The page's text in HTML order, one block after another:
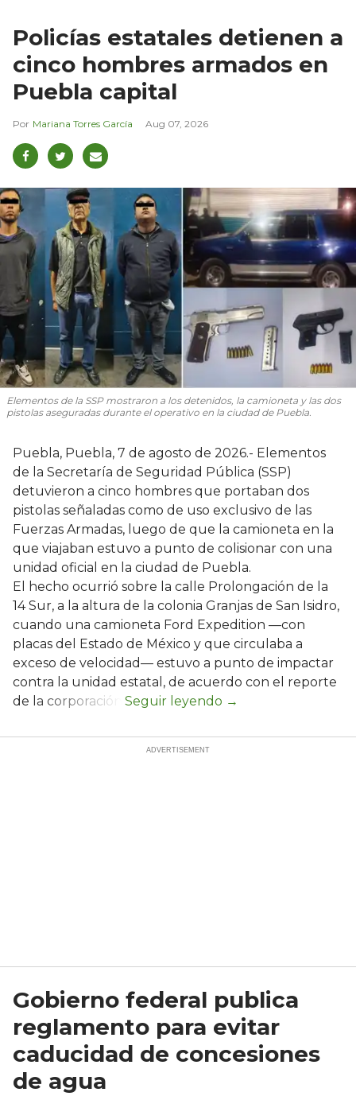
Policías estatales detienen a
cinco hombres armados en
Puebla capital
Mariana Torres García Aug 07, 2026
Elementos de la SSP mostraron a los detenidos, la camioneta y las dos
pistolas aseguradas durante el operativo en la ciudad de Puebla.
Puebla, Puebla, 7 de agosto de 2026.- Elementos
de la Secretaría de Seguridad Pública (SSP)
detuvieron a cinco hombres que portaban dos
pistolas señaladas como de uso exclusivo de las
Fuerzas Armadas, luego de que la camioneta en la
que viajaban estuvo a punto de colisionar con una
unidad oficial en la ciudad de Puebla.
El hecho ocurrió sobre la calle Prolongación de la
14 Sur, a la altura de la colonia Granjas de San Isidro,
cuando una camioneta Ford Expedition —con
placas del Estado de México y que circulaba a
exceso de velocidad— estuvo a punto de impactar
contra la unidad estatal, de acuerdo con el reporte
de la corporación.
Gobierno federal publica
reglamento para evitar
caducidad de concesiones
de agua